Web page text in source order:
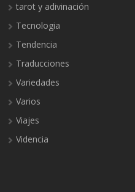
tarot y adivinación
Tecnologia
Tendencia
Traducciones
Variedades
Varios
Viajes
Videncia